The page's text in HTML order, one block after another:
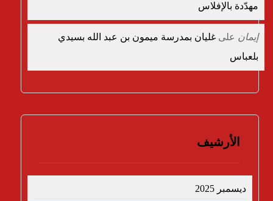
مهدّدة بالإفلاس
إيمان على غليان بمدرسة ميمون بن عبد الله بسيدي
بلعباس
الأرشيف
ديسمبر 2025